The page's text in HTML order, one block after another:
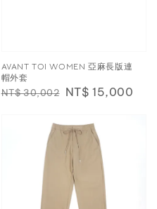
AVANT TOI WOMEN 亞麻長版連
帽外套
Regular
NT$ 30,002 Sale
NT$ 15,000